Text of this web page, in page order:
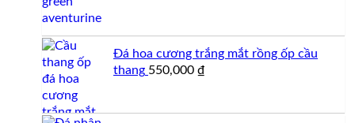
Đá hoa cương trắng mắt rồng ốp cầu
thang 550,000 ₫